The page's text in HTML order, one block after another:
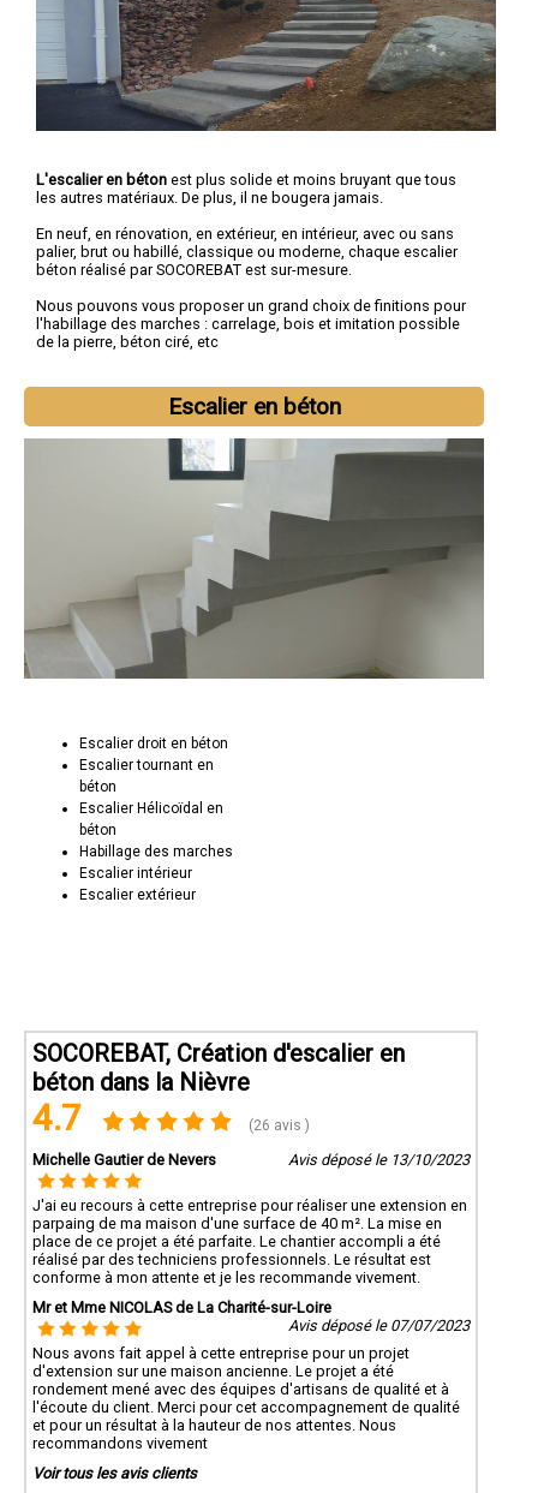
L'escalier en béton est plus solide et moins bruyant que tous
les autres matériaux. De plus, il ne bougera jamais.
En neuf, en rénovation, en extérieur, en intérieur, avec ou sans
palier, brut ou habillé, classique ou moderne, chaque escalier
béton réalisé par SOCOREBAT est sur-mesure.
Nous pouvons vous proposer un grand choix de finitions pour
l'habillage des marches : carrelage, bois et imitation possible
de la pierre, béton ciré, etc
Escalier en béton
Escalier droit en béton
Escalier tournant en
béton
Escalier Hélicoïdal en
béton
Habillage des marches
Escalier intérieur
Escalier extérieur
SOCOREBAT, Création d'escalier en
béton dans la Nièvre
4.7 (26 avis )
Michelle Gautier de Nevers Avis déposé le 13/10/2023
J'ai eu recours à cette entreprise pour réaliser une extension en
parpaing de ma maison d'une surface de 40 m². La mise en
place de ce projet a été parfaite. Le chantier accompli a été
réalisé par des techniciens professionnels. Le résultat est
conforme à mon attente et je les recommande vivement.
Mr et Mme NICOLAS de La Charité-sur-Loire
Avis déposé le 07/07/2023
Nous avons fait appel à cette entreprise pour un projet
d'extension sur une maison ancienne. Le projet a été
rondement mené avec des équipes d'artisans de qualité et à
l'écoute du client. Merci pour cet accompagnement de qualité
et pour un résultat à la hauteur de nos attentes. Nous
recommandons vivement
Voir tous les avis clients